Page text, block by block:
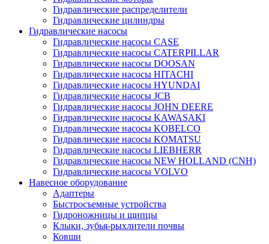
Гидравлические распределители
Гидравлические цилиндры
Гидравлические насосы
Гидравлические насосы CASE
Гидравлические насосы CATERPILLAR
Гидравлические насосы DOOSAN
Гидравлические насосы HITACHI
Гидравлические насосы HYUNDAI
Гидравлические насосы JCB
Гидравлические насосы JOHN DEERE
Гидравлические насосы KAWASAKI
Гидравлические насосы KOBELCO
Гидравлические насосы KOMATSU
Гидравлические насосы LIEBHERR
Гидравлические насосы NEW HOLLAND (CNH)
Гидравлические насосы VOLVO
Навесное оборудование
Адаптеры
Быстросъемные устройства
Гидроножницы и щипцы
Клыки, зубья-рыхлители почвы
Ковши